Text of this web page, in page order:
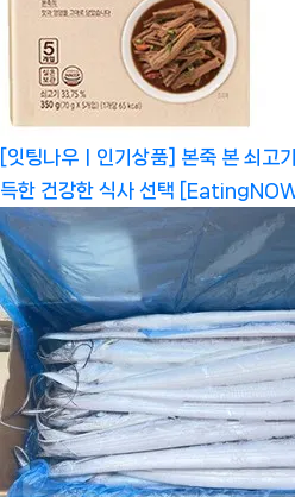
[잇팅나우ㅣ인기상품] 본죽 본 쇠고
득한 건강한 식사 선택